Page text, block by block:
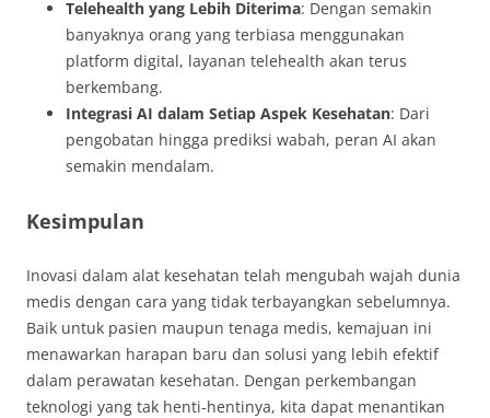
Telehealth yang Lebih Diterima: Dengan semakin
banyaknya orang yang terbiasa menggunakan
platform digital, layanan telehealth akan terus
berkembang.
Integrasi AI dalam Setiap Aspek Kesehatan: Dari
pengobatan hingga prediksi wabah, peran AI akan
semakin mendalam.
Kesimpulan
Inovasi dalam alat kesehatan telah mengubah wajah dunia
medis dengan cara yang tidak terbayangkan sebelumnya.
Baik untuk pasien maupun tenaga medis, kemajuan ini
menawarkan harapan baru dan solusi yang lebih efektif
dalam perawatan kesehatan. Dengan perkembangan
teknologi yang tak henti-hentinya, kita dapat menantikan